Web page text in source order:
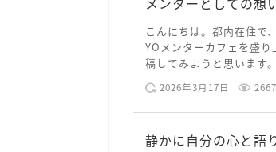
こんにちは。都内在住で
YOメンターカフェを盛
稿してみようと思います
2026年3月17日 2667
静かに自分の心と語